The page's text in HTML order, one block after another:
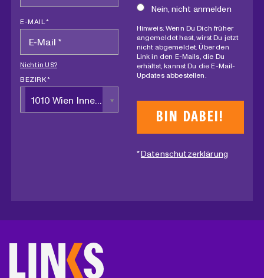
E-MAIL *
Nicht inUS?
BEZIRK *
1010 Wien Innere Stadt
Nein, nicht anmelden
Hinweis: Wenn Du Dich früher
angemeldet hast, wirst Du jetzt
nicht abgemeldet. Über den
Link in den E-Mails, die Du
erhältst, kannst Du die E-Mail-
Updates abbestellen.
*Datenschutzerklärung